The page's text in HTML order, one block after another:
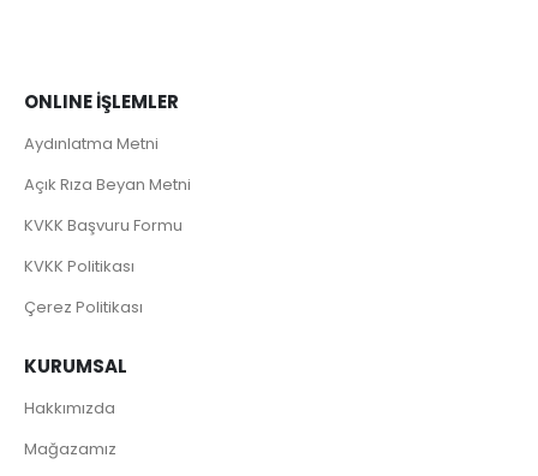
ONLINE İŞLEMLER
Aydınlatma Metni
Açık Rıza Beyan Metni
KVKK Başvuru Formu
KVKK Politikası
Çerez Politikası
KURUMSAL
Hakkımızda
Mağazamız